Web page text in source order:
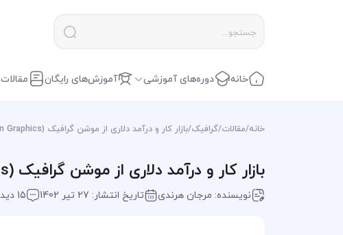
خانه دوره‌های آموزشی آموزش‌های رایگان مقالات
خانه/مقالات/گرافیک/بازار کار و درآمد دلاری از موشن گرافیک (Motion Graphics)
بازار کار و درآمد دلاری از موشن گرافیک (Motion Graphics)
نویسنده: مرجان هرندی تاریخ انتشار: 27 تیر 1402 15 دیدگاه